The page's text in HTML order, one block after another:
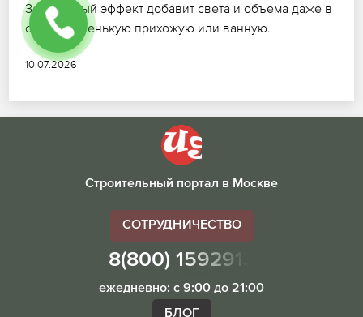
Зеркальный эффект добавит света и объема даже в
самую маленькую прихожую или ванную.
10.07.2026
Строительный портал в Москве
СОТРУДНИЧЕСТВО
8(800) 1592913
ежедневно: с 9:00 до 21:00
БЛОГ